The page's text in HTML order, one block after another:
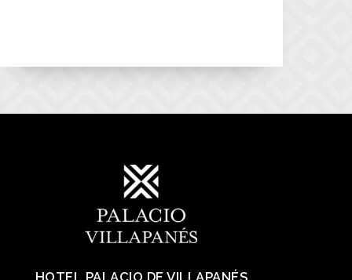
HOTEL PALACIO DE VILLAPANÉS